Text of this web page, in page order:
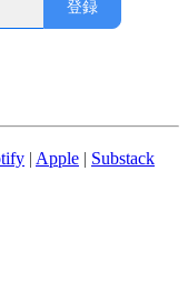
登録
| Apple | Substack